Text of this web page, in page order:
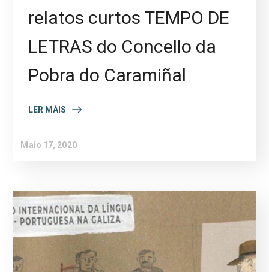
relatos curtos TEMPO DE
LETRAS do Concello da
Pobra do Caramiñal
LER MÁIS
Maio 17, 2020